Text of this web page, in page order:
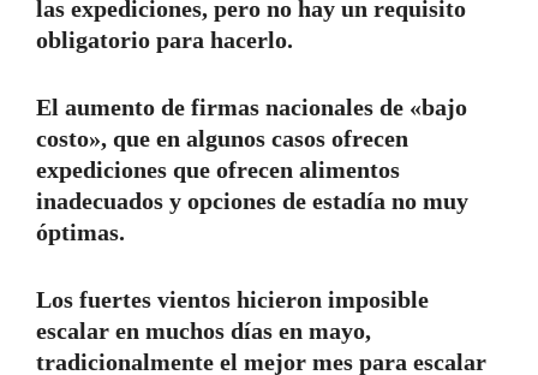
las expediciones, pero no hay un requisito
obligatorio para hacerlo.
El aumento de firmas nacionales de «bajo
costo», que en algunos casos ofrecen
expediciones que ofrecen alimentos
inadecuados y opciones de estadía no muy
óptimas.
Los fuertes vientos hicieron imposible
escalar en muchos días en mayo,
tradicionalmente el mejor mes para escalar